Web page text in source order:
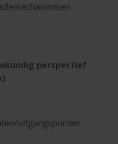
perspectief
uitgangspunten